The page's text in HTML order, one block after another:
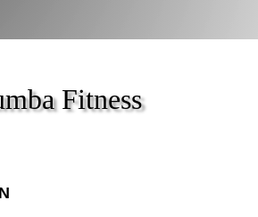
Fitness